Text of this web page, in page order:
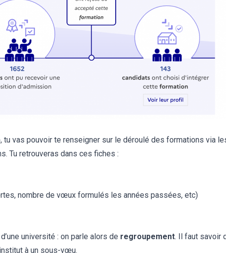
vas pouvoir te renseigner sur le déroulé des formations via
. Tu retrouveras dans ces fiches :
nombre de vœux formulés les années passées, etc)
université : on parle alors de regroupement. Il faut savoir
à un sous-vœu.